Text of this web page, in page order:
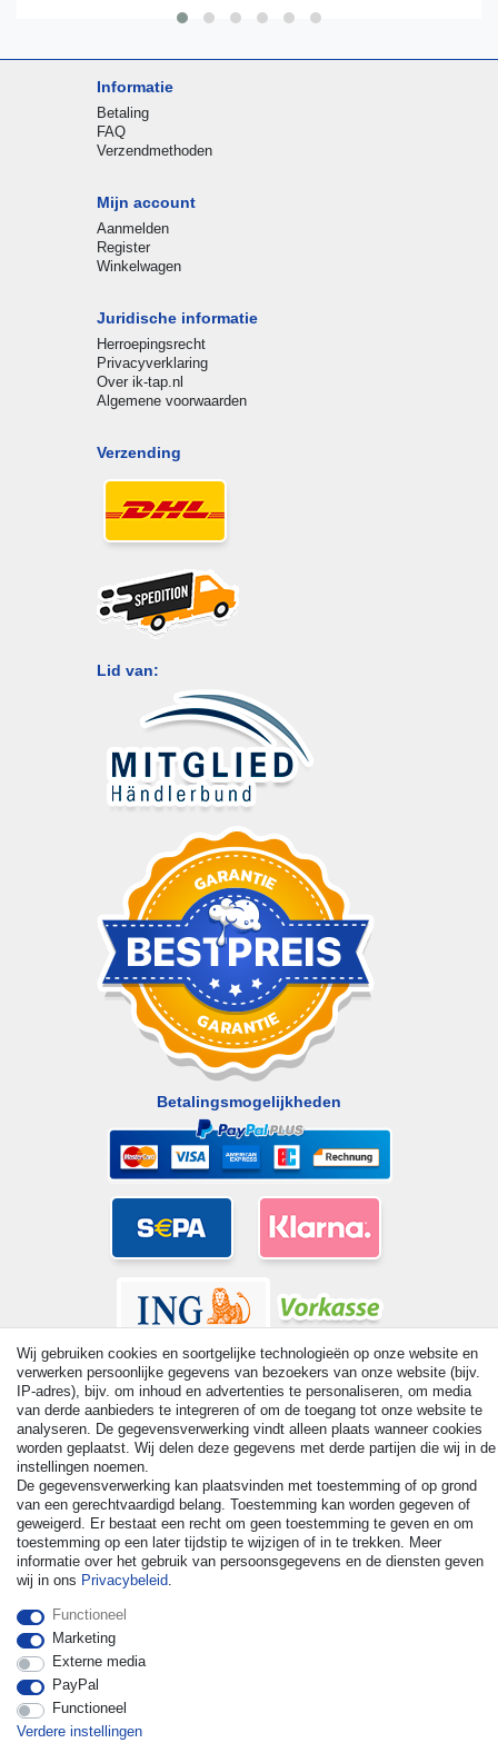
Informatie
Betaling
FAQ
Verzendmethoden
Mijn account
Aanmelden
Register
Winkelwagen
Juridische informatie
Herroepingsrecht
Privacyverklaring
Over ik-tap.nl
Algemene voorwaarden
Verzending
Lid van:
Betalingsmogelijkheden
© Copyright 2026 | Alle rechten voorbehouden. - All rights
reserved. Prices incl. VAT. 19% VAT Basic prices see article detail
| * Applies to deliveries to the UK!
Wij gebruiken cookies en soortgelijke technologieën op onze website en
verwerken persoonlijke gegevens van bezoekers van onze website (bijv.
IP-adres), bijv. om inhoud en advertenties te personaliseren, om media
van derde aanbieders te integreren of om de toegang tot onze website te
analyseren. De gegevensverwerking vindt alleen plaats wanneer cookies
worden geplaatst. Wij delen deze gegevens met derde partijen die wij in de
instellingen noemen.
De gegevensverwerking kan plaatsvinden met toestemming of op grond
van een gerechtvaardigd belang. Toestemming kan worden gegeven of
geweigerd. Er bestaat een recht om geen toestemming te geven en om
toestemming op een later tijdstip te wijzigen of in te trekken. Meer
informatie over het gebruik van persoonsgegevens en de diensten geven
wij in ons Privacybeleid.
Functioneel
Marketing
Externe media
PayPal
Functioneel
Verdere instellingen
Herroepingsrecht uitoefenen Contact